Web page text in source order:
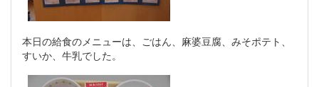
本日の給食のメニューは、ごはん、麻婆豆腐、みそポテト、
すいか、牛乳でした。